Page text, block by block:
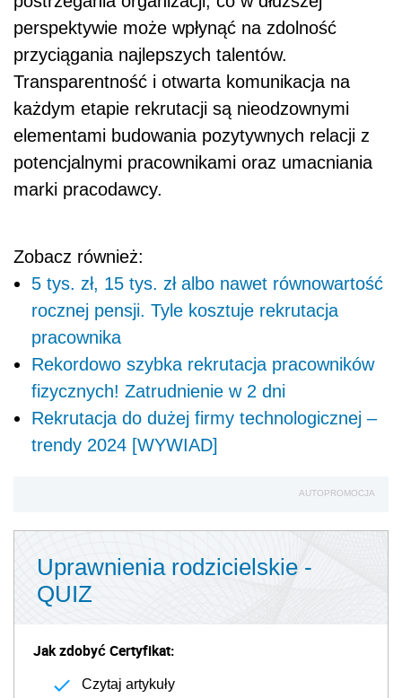
perspektywie może wpłynąć na zdolność
przyciągania najlepszych talentów.
Transparentność i otwarta komunikacja na
każdym etapie rekrutacji są nieodzownymi
elementami budowania pozytywnych relacji z
potencjalnymi pracownikami oraz umacniania
marki pracodawcy.
Zobacz również:
5 tys. zł, 15 tys. zł albo nawet równowartość
rocznej pensji. Tyle kosztuje rekrutacja
pracownika
Rekordowo szybka rekrutacja pracowników
fizycznych! Zatrudnienie w 2 dni
Rekrutacja do dużej firmy technologicznej –
trendy 2024 [WYWIAD]
AUTOPROMOCJA
Uprawnienia rodzicielskie -
QUIZ
Jak zdobyć Certyfikat:
Czytaj artykuły